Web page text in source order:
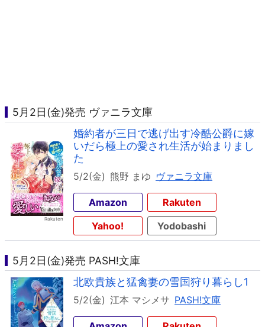
5月2日(金)発売 ヴァニラ文庫
婚約者が三日で逃げ出す冷酷公爵に嫁
いだら極上の愛され生活が始まりまし
た
5/2(金) 熊野 まゆ ヴァニラ文庫
Amazon
Rakuten
Yahoo!
Yodobashi
5月2日(金)発売 PASH!文庫
北欧貴族と猛禽妻の雪国狩り暮らし1
5/2(金) 江本 マシメサ PASH!文庫